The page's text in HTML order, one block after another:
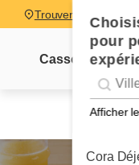
pour
Afficher
Cora
Trouver un restaurant
Cassolettes